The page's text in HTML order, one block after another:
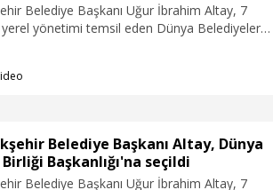
Belediye Başkanı Uğur İbrahim Altay, 7
yerel yönetimi temsil eden Dünya Belediyeler
Başkanlığı görevine seçilen Konya Büyükşehir
şükranlarımı sunuyorum” dedi.
Belediye Başkanı Altay, Dünya
Başkanlığı'na seçildi
Belediye Başkanı Uğur İbrahim Altay, 7